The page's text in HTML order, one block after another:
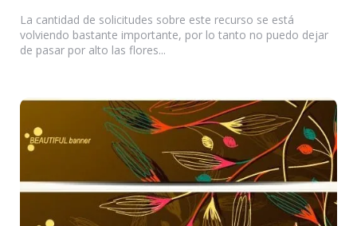
La cantidad de solicitudes sobre este recurso se está
volviendo bastante importante, por lo tanto no puedo dejar
de pasar por alto las flores...